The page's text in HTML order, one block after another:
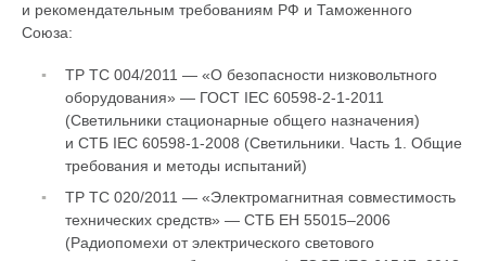
и рекомендательным требованиям РФ и Таможенного
Союза:
ТР ТС 004/2011 — «О безопасности низковольтного
оборудования» — ГОСТ IEC 60598-2-1-2011
(Светильники стационарные общего назначения)
и СТБ IEC 60598-1-2008 (Светильники. Часть 1. Общие
требования и методы испытаний)
ТР ТС 020/2011 — «Электромагнитная совместимость
технических средств» — СТБ ЕН 55015–2006
(Радиопомехи от электрического светового